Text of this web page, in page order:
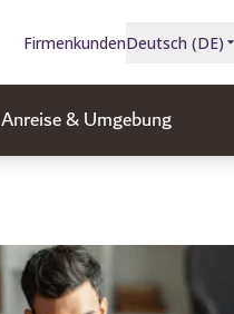
FirmenkundenDeutsch (DE)
Anreise & Umgebung